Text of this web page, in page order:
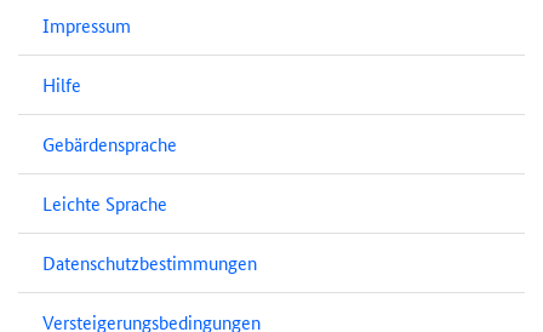
Impressum
Hilfe
Gebärdensprache
Leichte Sprache
Datenschutzbestimmungen
Versteigerungsbedingungen